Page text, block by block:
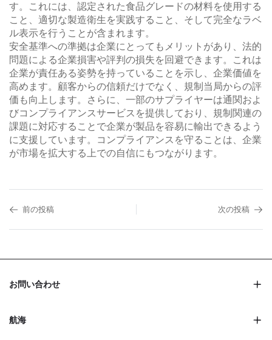
す。これには、認定された食品グレードの材料を使用する
こと、適切な製造衛生を実践すること、そして完全なラベ
ル表示を行うことが含まれます。
安全基準への準拠は企業にとってもメリットがあり、法的
問題による企業損害や評判の損失を回避できます。これは
企業が責任ある姿勢を持っていることを示し、企業価値を
高めます。顧客からの信頼だけでなく、規制当局からの評
価も向上します。さらに、一部のサプライヤーは通関およ
びコンプライアンスサービスを提供しており、規制関連の
課題に対応することで企業が製品を容易に輸出できるよう
に支援しています。コンプライアンスを守ることは、企業
が市場を拡大する上での自信にもつながります。
前の投稿 次の投稿
お問い合わせ
航海